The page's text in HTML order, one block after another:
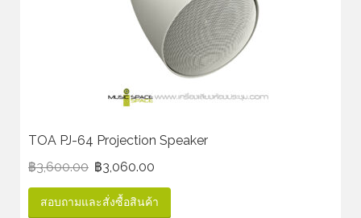
TOA PJ-64 Projection Speaker
฿3,600.00 ฿3,060.00
สอบถามและสั่งซื้อสินค้า